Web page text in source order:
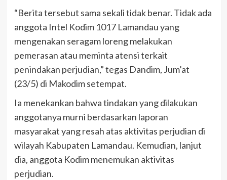
“Berita tersebut sama sekali tidak benar. Tidak ada
anggota Intel Kodim 1017 Lamandau yang
mengenakan seragam loreng melakukan
pemerasan atau meminta atensi terkait
penindakan perjudian,” tegas Dandim, Jum’at
(23/5) di Makodim setempat.
Ia menekankan bahwa tindakan yang dilakukan
anggotanya murni berdasarkan laporan
masyarakat yang resah atas aktivitas perjudian di
wilayah Kabupaten Lamandau. Kemudian, lanjut
dia, anggota Kodim menemukan aktivitas
perjudian.